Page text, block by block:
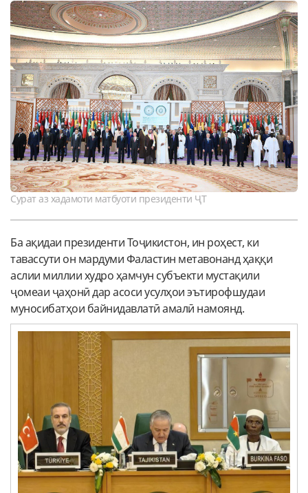
Сурат аз хадамоти матбуоти президенти ҶТ
Ба ақидаи президенти Тоҷикистон, ин роҳест, ки
тавассути он мардуми Фаластин метавонанд ҳаққи
аслии миллии худро ҳамчун субъекти мустақили
ҷомеаи ҷаҳонӣ дар асоси усулҳои эътирофшудаи
муносибатҳои байнидавлатӣ амалӣ намоянд.